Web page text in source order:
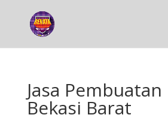
Jasa
Bekasi Barat